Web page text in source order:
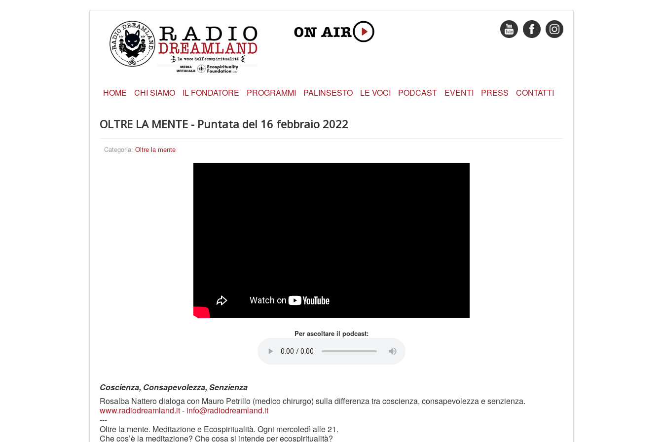
HOME CHI SIAMO IL FONDATORE PROGRAMMI PALINSESTO LE VOCI PODCAST EVENTI PRESS CONTATTI
OLTRE LA MENTE - Puntata del 16 febbraio 2022
Categoria: Oltre la mente
Per ascoltare il podcast:
Coscienza, Consapevolezza, Senzienza
Rosalba Nattero dialoga con Mauro Petrillo (medico chirurgo) sulla differenza tra coscienza, consapevolezza e senzienza.
www.radiodreamland.it- info@radiodreamland.it
---
Oltre la mente. Meditazione e Ecospiritualità. Ogni mercoledì alle 21.
Che cos’è la meditazione? Che cosa si intende per ecospiritualità?